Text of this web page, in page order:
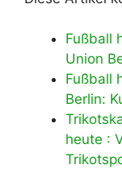
Fußball
Union
Fußball
Berlin:
heute :